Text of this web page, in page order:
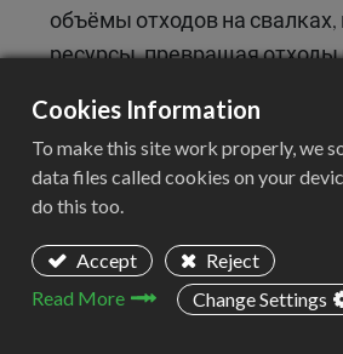
объёмы отходов на
ресурсы, превращая отходы
Зачем
пластиковых
пластиковых профилей на
приводит к долгосрочному
Cookies Information
To make this site work properly, we
data files called cookies on your
do this too.
Accept
Reject
Read More
Change Settings